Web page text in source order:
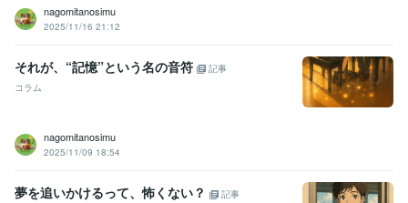
nagomitanosimu
2025/11/16 21:12
それが、“記憶”という名の音符
記事
コラム
nagomitanosimu
2025/11/09 18:54
夢を追いかけるって、怖くない？
記事